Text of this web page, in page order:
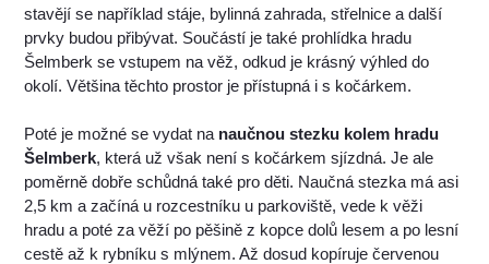
stavějí se například stáje, bylinná zahrada, střelnice a další
prvky budou přibývat. Součástí je také prohlídka hradu
Šelmberk se vstupem na věž, odkud je krásný výhled do
okolí. Většina těchto prostor je přístupná i s kočárkem.
Poté je možné se vydat na naučnou stezku kolem hradu
Šelmberk, která už však není s kočárkem sjízdná. Je ale
poměrně dobře schůdná také pro děti. Naučná stezka má asi
2,5 km a začíná u rozcestníku u parkoviště, vede k věži
hradu a poté za věží po pěšině z kopce dolů lesem a po lesní
cestě až k rybníku s mlýnem. Až dosud kopíruje červenou